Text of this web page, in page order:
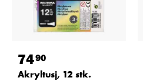
7490
Akryltusj, 12 stk.